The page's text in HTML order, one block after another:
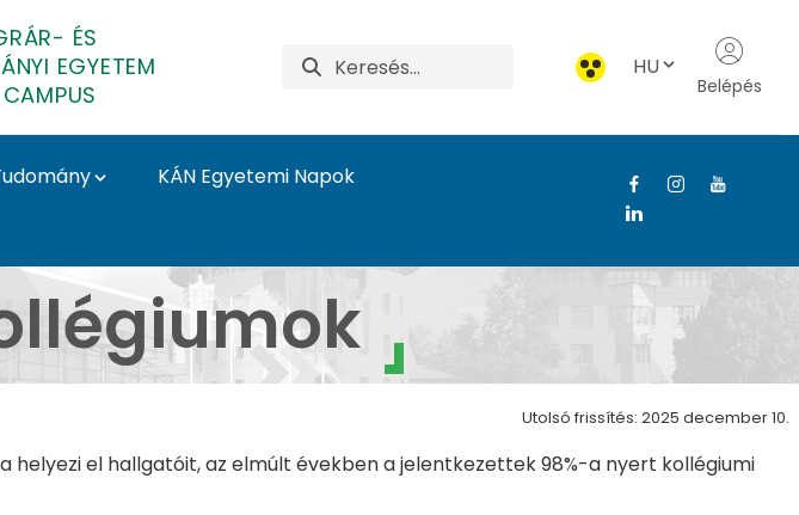
ÉS
EGYETEM
HU
Belépés
KÁN Egyetemi Napok
Utolsó frissítés: 2025 december 10.
el hallgatóit, az elmúlt években a jelentkezettek 98%-a nyert kollégiumi